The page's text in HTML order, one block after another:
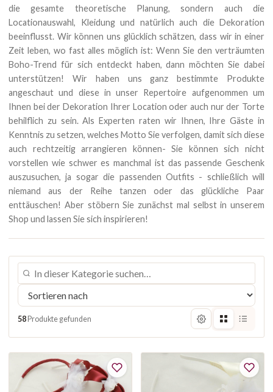
die gesamte theoretische Planung, sondern auch die
Locationauswahl, Kleidung und natürlich auch die Dekoration
beeinflusst. Wir können uns glücklich schätzen, dass wir in einer
Zeit leben, wo fast alles möglich ist: Wenn Sie den verträumten
Boho-Trend für sich entdeckt haben, dann möchten Sie dabei
unterstützen! Wir haben uns ganz bestimmte Produkte
angeschaut und diese in unser Repertoire aufgenommen um
Ihnen bei der Dekoration Ihrer Location oder auch nur der Torte
behilflich zu sein. Als Experten raten wir Ihnen, Ihre Gäste in
Kenntnis zu setzen, welches Motto Sie verfolgen, damit sich diese
auch rechtzeitig arrangieren können- Sie können sich nicht
vorstellen wie schwer es manchmal ist das passende Geschenk
auszusuchen, ja sogar die passenden Outfits - schließlich will
niemand aus der Reihe tanzen oder das glückliche Paar
enttäuschen! Aber stöbern Sie zunächst mal selbst in unserem
Shop und lassen Sie sich inspirieren!
58 Produkte gefunden